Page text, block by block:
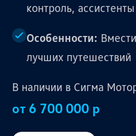
контроль,
Особенности:
лучших путешествий
В наличии в Сигма
от 6 700 000 р